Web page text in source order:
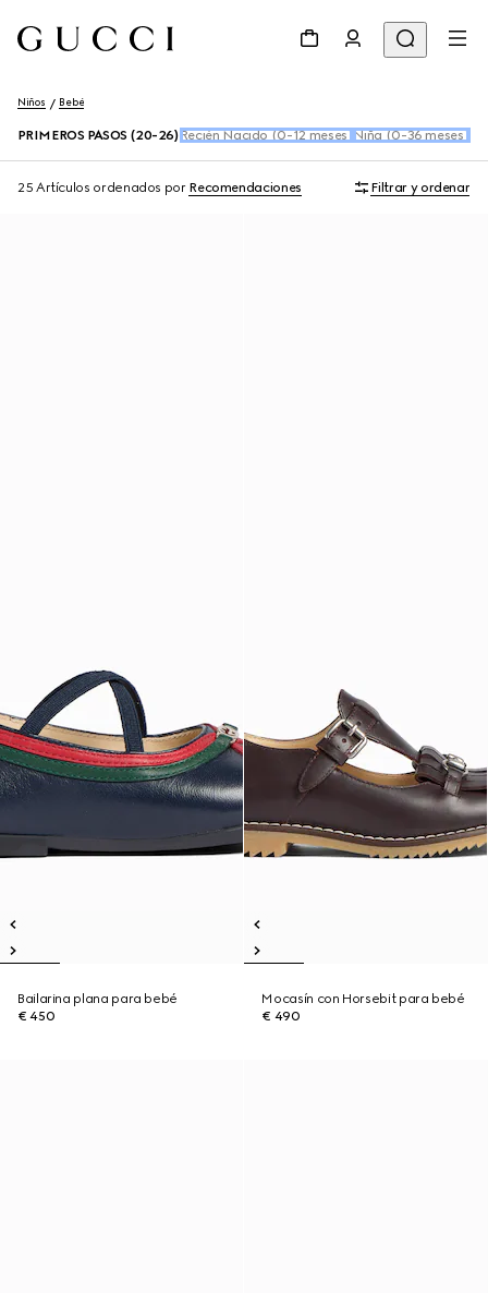
Niños Bebé
PRIMEROS PASOS (20-26) Recién Nacido (0-12 meses) Niña (0-36 meses)
25 Artículos ordenados por Recomendaciones Filtrar y ordenar
Bailarina plana para bebé
€ 450
Mocasín con Horsebit para bebé
€ 490